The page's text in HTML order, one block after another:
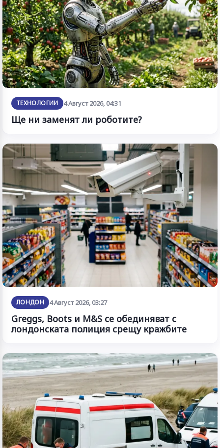
ТЕХНОЛОГИИ 4 Август 2026, 04:31
Ще ни заменят ли роботите?
ЛОНДОН 4 Август 2026, 03:27
Greggs, Boots и M&S се обединяват с
лондонската полиция срещу кражбите